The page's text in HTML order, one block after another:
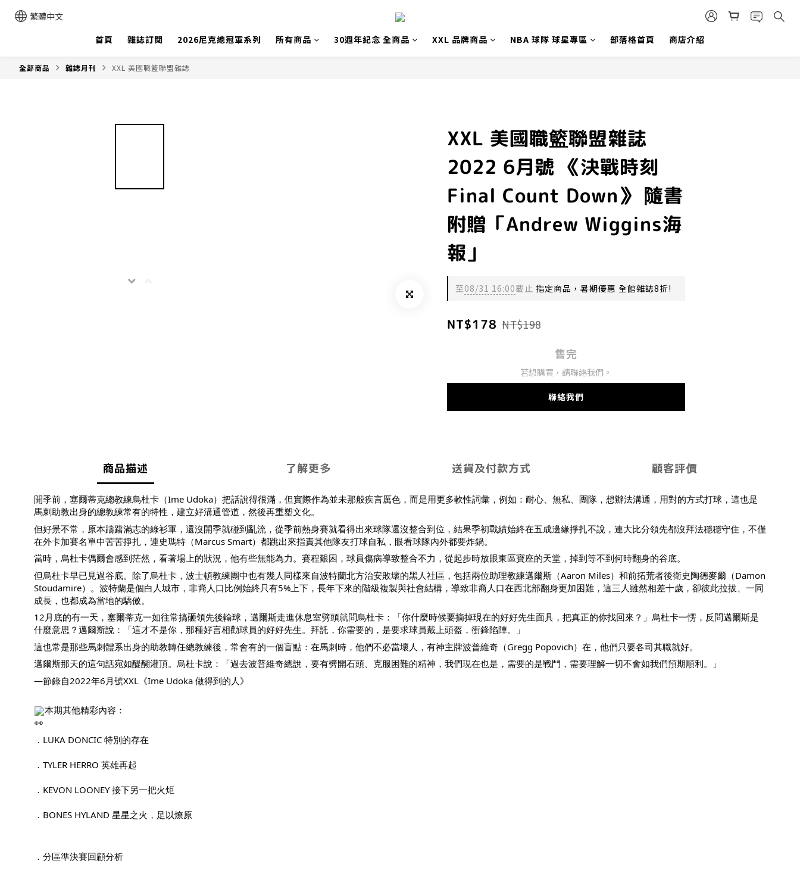
繁體中文
首頁
雜誌訂閱 2026尼克總冠軍系列 所有商品 30週年紀念 全商品 XXL 品牌商品 NBA 球隊 球星專區 部落格首頁 商店介紹
全部商品 雜誌月刊 XXL 美國職籃聯盟雜誌
XXL 美國職籃聯盟雜誌
2022 6月號 《決戰時刻
Final Count Down》 隨書
附贈「Andrew Wiggins海
報」
至08/31 16:00截止 指定商品，暑期優惠 全館雜誌8折!
NT$178 NT$198
售完
若想購買，請聯絡我們。
聯絡我們
商品描述 了解更多 送貨及付款方式 顧客評價
開季前，塞爾蒂克總教練烏杜卡（Ime Udoka）把話說得很滿，但實際作為並未那般疾言厲色，而是用更多軟性詞彙，例如：耐心、無私、團隊，想辦法溝通，用對的方式打球，這也是
馬刺助教出身的總教練常有的特性，建立好溝通管道，然後再重塑文化。
但好景不常，原本躊躇滿志的綠衫軍，還沒開季就碰到亂流，從季前熱身賽就看得出來球隊還沒整合到位，結果季初戰績始終在五成邊緣掙扎不說，連大比分領先都沒拜法穩穩守住，不僅
在外卡加賽名單中苦苦掙扎，連史瑪特（Marcus Smart）都跳出來指責其他隊友打球自私，眼看球隊內外都要炸鍋。
當時，烏杜卡偶爾會感到茫然，看著場上的狀況，他有些無能為力。賽程艱困，球員傷病導致整合不力，從起步時放眼東區寶座的天堂，掉到等不到何時翻身的谷底。
但烏杜卡早已見過谷底。除了烏杜卡，波士頓教練團中也有幾人同樣來自波特蘭北方治安敗壞的黑人社區，包括兩位助理教練邁爾斯（Aaron Miles）和前拓荒者後衛史陶德麥爾（Damon
Stoudamire）。波特蘭是個白人城市，非裔人口比例始終只有5%上下，長年下來的階級複製與社會結構，導致非裔人口在西北部翻身更加困難，這三人雖然相差十歲，卻彼此拉拔、一同
成長，也都成為當地的驕傲。
12月底的有一天，塞爾蒂克一如往常搞砸領先後輸球，邁爾斯走進休息室劈頭就問烏杜卡：「你什麼時候要摘掉現在的好好先生面具，把真正的你找回來？」烏杜卡一愣，反問邁爾斯是
什麼意思？邁爾斯說：「這才不是你，那種好言相勸球員的好好先生。拜託，你需要的，是要求球員戴上頭盔，衝鋒陷陣。」
這也常是那些馬刺體系出身的助教轉任總教練後，常會有的一個盲點：在馬刺時，他們不必當壞人，有神主牌波普維奇（Gregg Popovich）在，他們只要各司其職就好。
邁爾斯那天的這句話宛如醍醐灌頂。烏杜卡說：「過去波普維奇總說，要有劈開石頭、克服困難的精神，我們現在也是，需要的是戰鬥，需要理解一切不會如我們預期順利。」
—節錄自2022年6月號XXL《Ime Udoka 做得到的人》
本期其他精彩內容：
．LUKA DONCIC 特別的存在
．TYLER HERRO 英雄再起
．KEVON LOONEY 接下另一把火炬
．BONES HYLAND 星星之火，足以燎原
．分區準決賽回顧分析